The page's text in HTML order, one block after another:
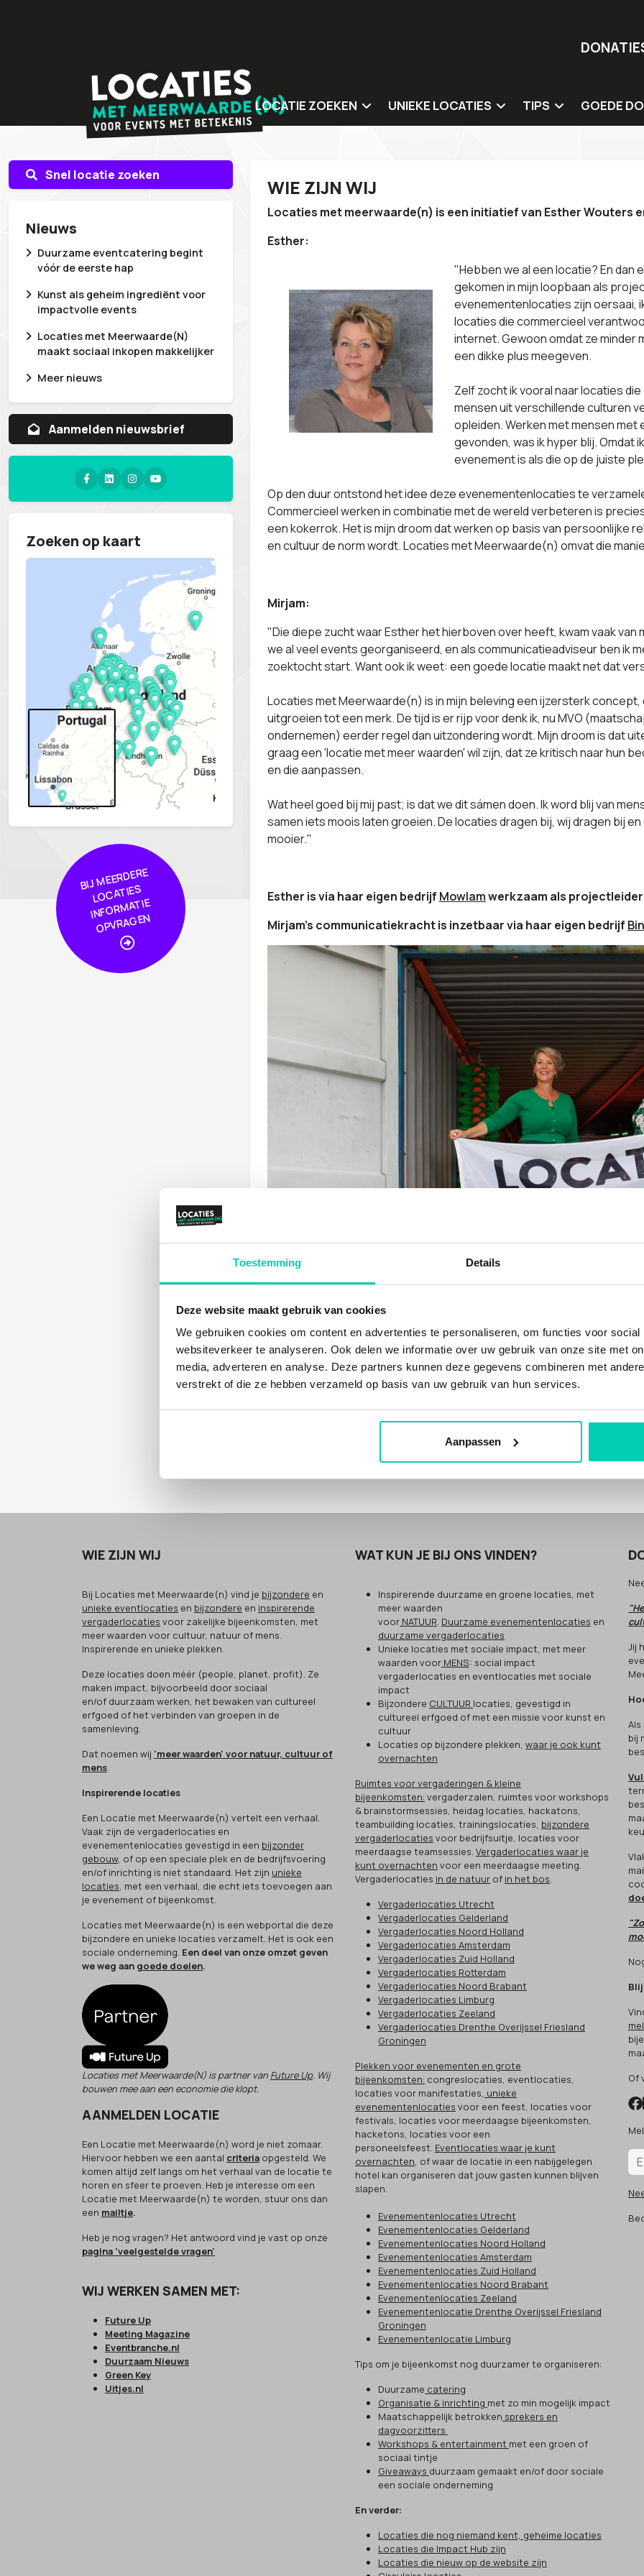
Toestemming Details
Deze website maakt gebruik van cookies
We gebruiken cookies om content en advertenties te personaliseren, om functies voor
websiteverkeer te analyseren. Ook delen we informatie over uw gebruik van onze site met
media, adverteren en analyse. Deze partners kunnen deze gegevens combineren met
verstrekt of die ze hebben verzameld op basis van uw gebruik van hun services.
Aanpassen
LOCATIE ZOEKEN
Bijzondere vergaderlocaties
Unieke evenementenlocaties
UNIEKE LOCATIES
Duurzame en natuurlocaties
Sociale impact (mens) locaties
TIPS
Catering
Entertainment &
Tips voor locaties
GOEDE
Onze
Snel locatie zoeken
Nieuws
Duurzame eventcatering begint
vóór de eerste hap
Kunst als geheim ingrediënt voor
impactvolle events
Locaties met Meerwaarde(N)
maakt sociaal inkopen makkelijker
Meer nieuws
Aanvragen whitepaper
Zoeken op kaart
BIJ
MEER
DERE
L
O
CA
TIE
S
I
NF
OR
MA
TIE
OPVRA
GE
N
WIE ZIJN WIJ
Locaties met meerwaarde(n) is een initiatief van Esther Wouters
Esther:
"Hebben we al een locatie? En dan
gekomen in mijn loopbaan als
evenementenlocaties zijn oersaai,
locaties die commercieel
internet. Gewoon omdat ze minder
een dikke plus meegeven.
Zelf zocht ik vooral naar locaties
mensen uit verschillende culturen
opleiden. Werken met mensen met
gevonden, was ik hyper blij.
evenement is als die op de juiste
Op den duur ontstond het idee deze evenementenlocaties te
Commercieel werken in combinatie met de wereld verbeteren is
een kokerrok. Het is mijn droom dat werken op basis van persoonlijke
en cultuur de norm wordt. Locaties met Meerwaarde(n) omvat die
Mirjam:
"Die diepe zucht waar Esther het hierboven over heeft, kwam vaak van
we al veel events georganiseerd, en als communicatieadviseur ben ik
zoektocht start. Want ook ik weet: een goede locatie maakt net dat
Locaties met Meerwaarde(n) is in mijn beleving een ijzersterk concept,
uitgroeien tot een merk. De tijd is er rijp voor denk ik, nu MVO
ondernemen) eerder regel dan uitzondering wordt. Mijn droom is dat
graag een 'locatie met meer waarden' wil zijn, dat ze kritisch naar hun
en die aanpassen.
Wat heel goed bij mij past; is dat we dit sámen doen. Ik word blij van
samen iets moois laten groeien. De locaties dragen bij, wij dragen bij
mooier."
Esther is via haar eigen bedrijf Mowlamwerkzaam als
Mirjam's communicatiekracht is inzetbaar via haar eigen bedrijf
WIE ZIJN WIJ
Bij Locaties met Meerwaarde(n) vind je bijzondere en
unieke eventlocaties en bijzondere en inspirerende
vergaderlocaties voor zakelijke bijeenkomsten, met
meer waarden voor cultuur, natuur of mens.
Inspirerende en unieke plekken.
Deze locaties doen méér (people, planet, profit). Ze
maken impact, bijvoorbeeld door sociaal
en/of duurzaam werken, het bewaken van cultureel
erfgoed of het verbinden van groepen in de
samenleving.
Dat noemen wij 'meer waarden' voor natuur, cultuur of
mens.
Inspirerende locaties
Een Locatie met Meerwaarde(n) vertelt een verhaal.
Vaak zijn de vergaderlocaties en
evenementenlocaties gevestigd in een bijzonder
gebouw, of op een speciale plek en de bedrijfsvoering
en/of inrichting is niet standaard. Het zijn unieke
locaties, met een verhaal, die echt iets toevoegen aan
je evenement of bijeenkomst.
Locaties met Meerwaarde(n) is een webportal die deze
bijzondere en unieke locaties verzamelt. Het is ook een
sociale onderneming. Een deel van onze omzet geven
we weg aan goede doelen.
Locaties met Meerwaarde(N) is partner van Future Up. Wij
bouwen mee aan een economie die klopt.
AANMELDEN LOCATIE
Een Locatie met Meerwaarde(n) word je niet zomaar.
Hiervoor hebben we een aantal criteria opgesteld. We
komen altijd zelf langs om het verhaal van de locatie te
horen en sfeer te proeven. Heb je interesse om een
Locatie met Meerwaarde(n) te worden, stuur ons dan
een mailtje.
Heb je nog vragen? Het antwoord vind je vast op onze
pagina 'veelgestelde vragen'
WIJ WERKEN SAMEN MET:
Future Up
Meeting Magazine
Eventbranche.nl
Duurzaam Nieuws
Green Key
Uitjes.nl
WAT KUN JE BIJ ONS VINDEN?
Inspirerende duurzame en groene locaties, met
meer waarden
voor NATUUR. Duurzame evenementenlocaties en
duurzame vergaderlocaties
Unieke locaties met sociale impact, met meer
waarden voor MENS: social impact
vergaderlocaties en eventlocaties met sociale
impact
Bijzondere CULTUUR locaties, gevestigd in
cultureel erfgoed of met een missie voor kunst en
cultuur
Locaties op bijzondere plekken, waar je ook kunt
overnachten
Ruimtes voor vergaderingen & kleine
bijeenkomsten: vergaderzalen, ruimtes voor workshops
& brainstormsessies, heidag locaties, hackatons,
teambuilding locaties, trainingslocaties, bijzondere
vergaderlocaties voor bedrijfsuitje, locaties voor
meerdaagse teamsessies. Vergaderlocaties waar je
kunt overnachten voor een meerdaagse meeting.
Vergaderlocaties in de natuur of in het bos.
Vergaderlocaties Utrecht
Vergaderlocaties Gelderland
Vergaderlocaties Noord Holland
Vergaderlocaties Amsterdam
Vergaderlocaties Zuid Holland
Vergaderlocaties Rotterdam
Vergaderlocaties Noord Brabant
Vergaderlocaties Limburg
Vergaderlocaties Zeeland
Vergaderlocaties Drenthe Overijssel Friesland
Groningen
Plekken voor evenementen en grote
bijeenkomsten: congreslocaties, eventlocaties,
locaties voor manifestaties, unieke
evenementenlocaties voor een feest, locaties voor
festivals, locaties voor meerdaagse bijeenkomsten,
hacketons, locaties voor een
personeelsfeest. Eventlocaties waar je kunt
overnachten, of waar de locatie in een nabijgelegen
hotel kan organiseren dat jouw gasten kunnen blijven
slapen.
Evenementenlocaties Utrecht
Evenementenlocaties Gelderland
Evenementenlocaties Noord Holland
Evenementenlocaties Amsterdam
Evenementenlocaties Zuid Holland
Evenementenlocaties Noord Brabant
Evenementenlocaties Zeeland
Evenementenlocatie Drenthe Overijssel Friesland
Groningen
Evenementenlocatie Limburg
Tips om je bijeenkomst nog duurzamer te organiseren:
Duurzame catering
Organisatie & inrichting met zo min mogelijk impact
Maatschappelijk betrokken sprekers en
dagvoorzitters
Workshops & entertainment met een groen of
sociaal tintje
Giveaways duurzaam gemaakt en/of door sociale
een sociale onderneming
En verder:
Locaties die nog niemand kent, geheime locaties
Locaties die Impact Hub zijn
Locaties die nieuw op de website zijn
Jij
bij
Of